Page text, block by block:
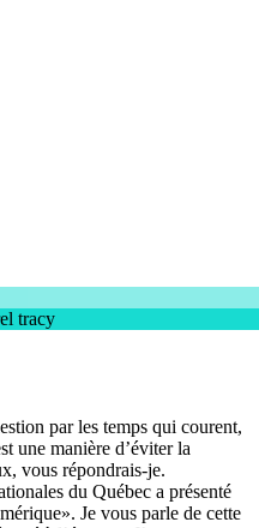
par les temps qui courent,
une manière d’éviter la
vous répondrais-je.
du Québec a présenté
Je vous parle de cette